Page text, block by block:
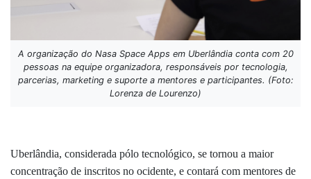
A organização do Nasa Space Apps em Uberlândia conta com 20
pessoas na equipe organizadora, responsáveis por tecnologia,
parcerias, marketing e suporte a mentores e participantes. (Foto:
Lorenza de Lourenzo)
Uberlândia, considerada pólo tecnológico, se tornou a maior
concentração de inscritos no ocidente, e contará com mentores de